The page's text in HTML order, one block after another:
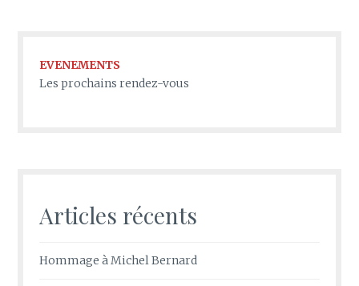
EVENEMENTS
Les prochains rendez-vous
Articles récents
Hommage à Michel Bernard